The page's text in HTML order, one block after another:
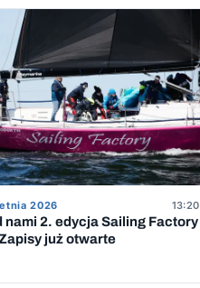
2026 13:20
nami 2. edycja Sailing Factory
już otwarte